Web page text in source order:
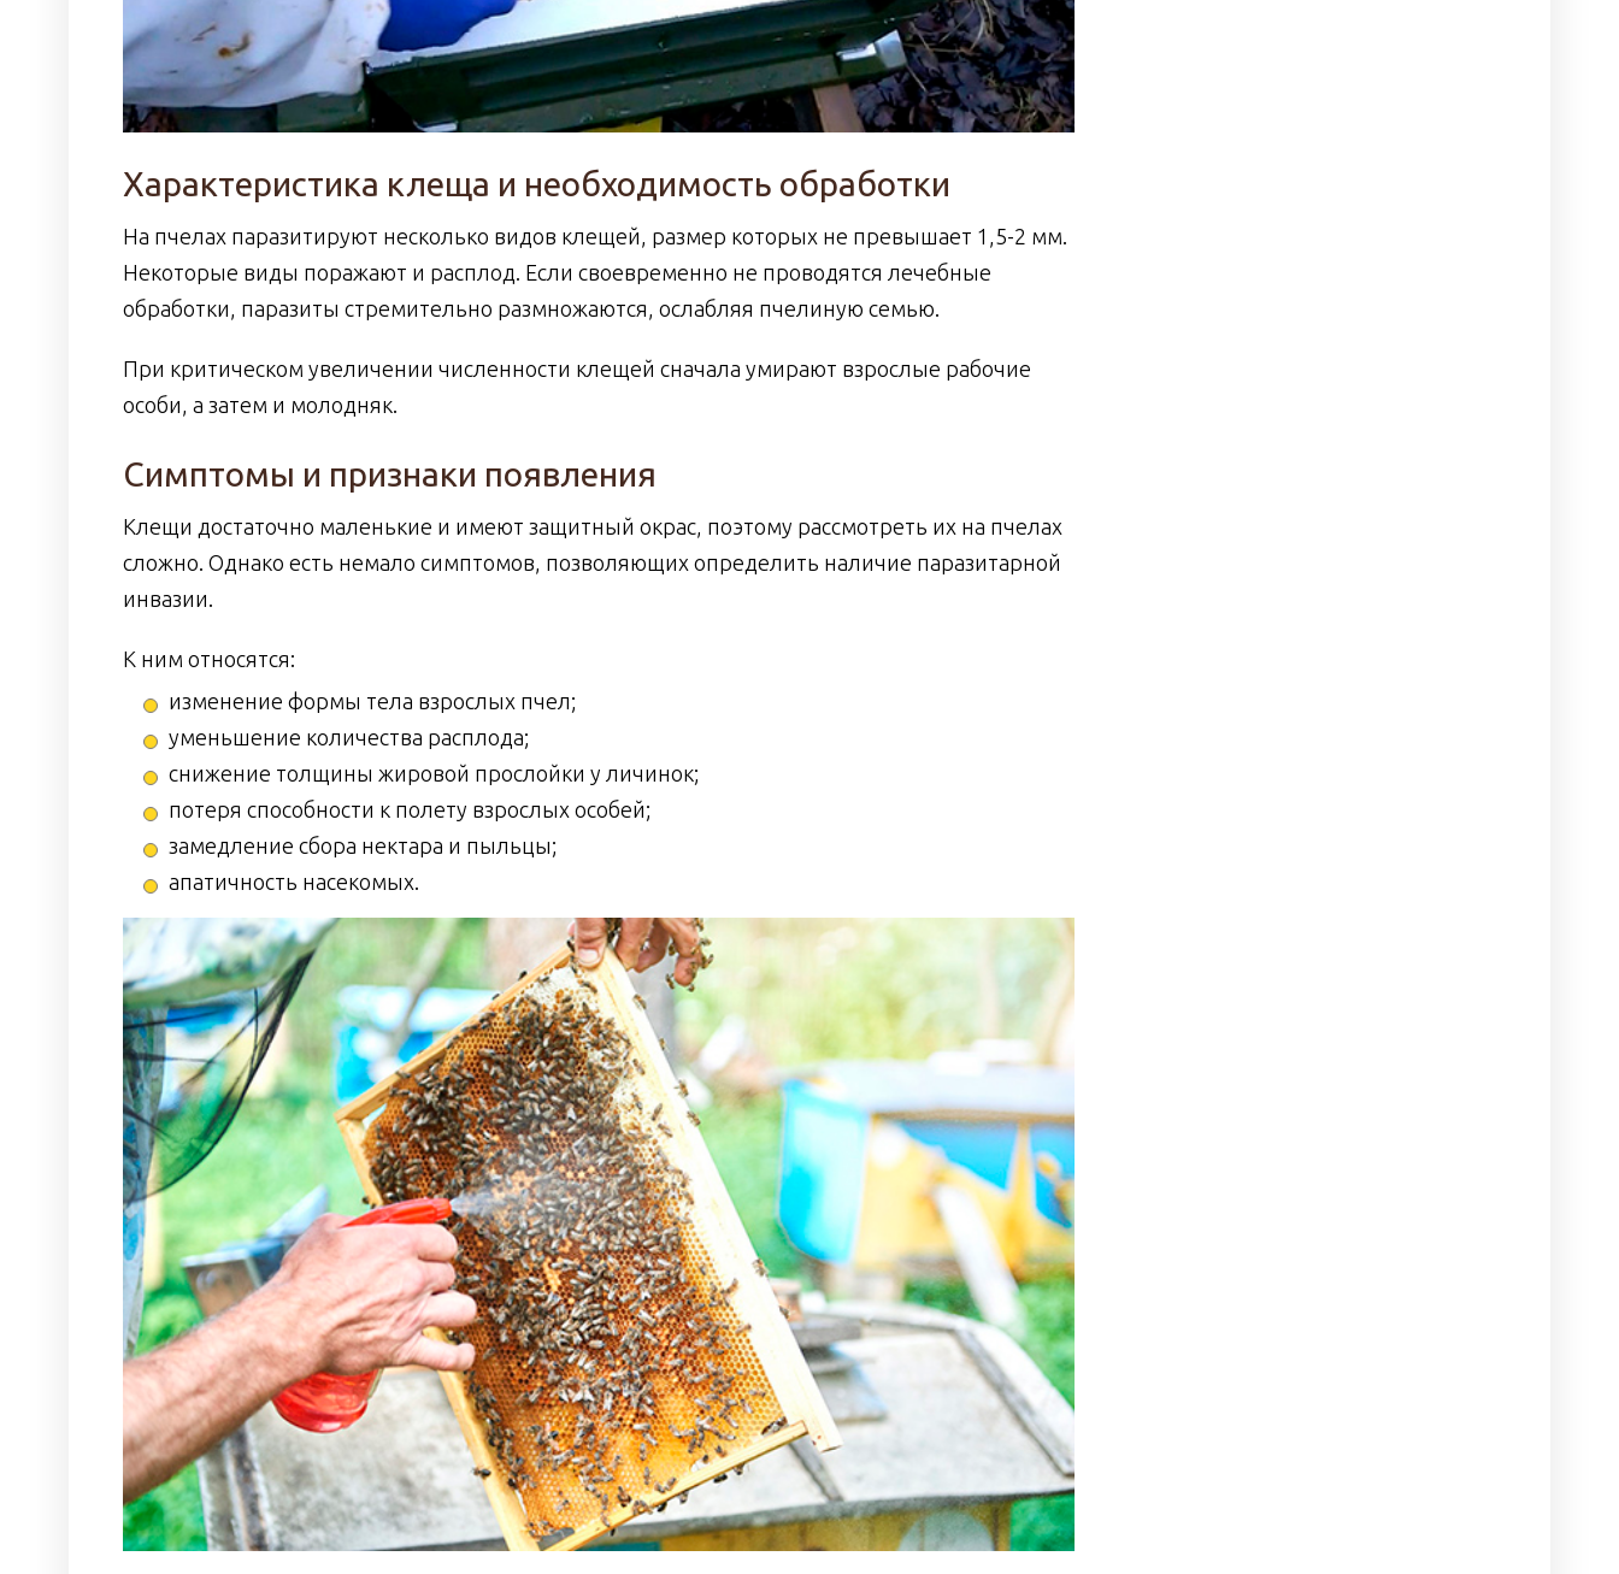
Характеристика клеща и необходимость обработки
На пчелах паразитируют несколько видов клещей, размер которых не превышает 1,5-2 мм.
Некоторые виды поражают и расплод. Если своевременно не проводятся лечебные
обработки, паразиты стремительно размножаются, ослабляя пчелиную семью.
При критическом увеличении численности клещей сначала умирают взрослые рабочие
особи, а затем и молодняк.
Симптомы и признаки появления
Клещи достаточно маленькие и имеют защитный окрас, поэтому рассмотреть их на пчелах
сложно. Однако есть немало симптомов, позволяющих определить наличие паразитарной
инвазии.
К ним относятся:
изменение формы тела взрослых пчел;
уменьшение количества расплода;
снижение толщины жировой прослойки у личинок;
потеря способности к полету взрослых особей;
замедление сбора нектара и пыльцы;
апатичность насекомых.